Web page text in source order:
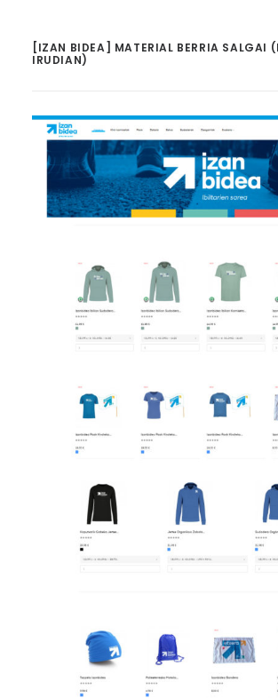
[IZAN BIDEA] MATERIAL BERRIA SALGAI
IRUDIAN)